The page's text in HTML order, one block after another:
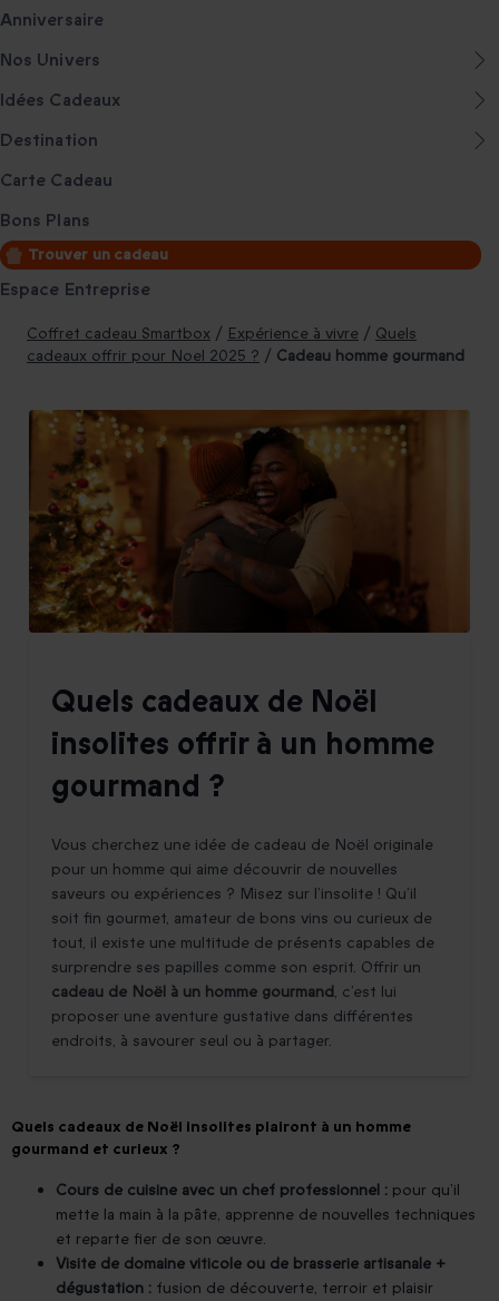
Anniversaire
Nos Univers
Idées Cadeaux
Destination
Carte Cadeau
Bons Plans
Trouver un cadeau
Espace Entreprise
Coffret cadeau Smartbox / Expérience à vivre / Quels
cadeaux offrir pour Noel 2025 ? / Cadeau homme gourmand
Quels cadeaux de Noël
insolites offrir à un homme
gourmand ?
Vous cherchez une idée de cadeau de Noël originale
pour un homme qui aime découvrir de nouvelles
saveurs ou expériences ? Misez sur l’insolite ! Qu’il
soit fin gourmet, amateur de bons vins ou curieux de
tout, il existe une multitude de présents capables de
surprendre ses papilles comme son esprit. Offrir un
cadeau de Noël à un homme gourmand, c’est lui
proposer une aventure gustative dans différentes
endroits, à savourer seul ou à partager.
Quels cadeaux de Noël insolites plairont à un homme
gourmand et curieux ?
Cours de cuisine avec un chef professionnel : pour qu’il
mette la main à la pâte, apprenne de nouvelles techniques
et reparte fier de son œuvre.
Visite de domaine viticole ou de brasserie artisanale +
dégustation : fusion de découverte, terroir et plaisir